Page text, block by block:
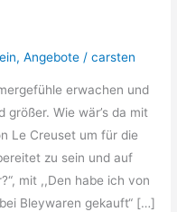
,Angebote /carsten
erwachen und
Wie wär’s da mit
Le Creuset um für die
zu sein und auf
mit ,,Den habe ich von
Bleywaren gekauft“ […]